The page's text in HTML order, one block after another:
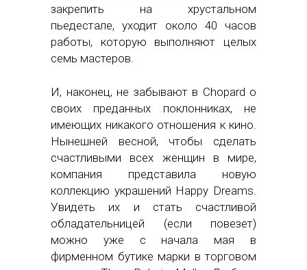
закрепить на хрустальном
пьедестале, уходит около 40 часов
работы, которую выполняют целых
семь мастеров.
И, наконец, не забывают в Chopard o
своих преданных поклонниках, не
имеющих никакого отношения к кино.
Нынешней весной, чтобы сделать
счастливыми всех женщин в мире,
компания представила новую
коллекцию украшений Happy Dreams.
Увидеть их и стать счастливой
обладательницей (если повезет)
можно уже с начала мая в
фирменном бутике марки в торговом